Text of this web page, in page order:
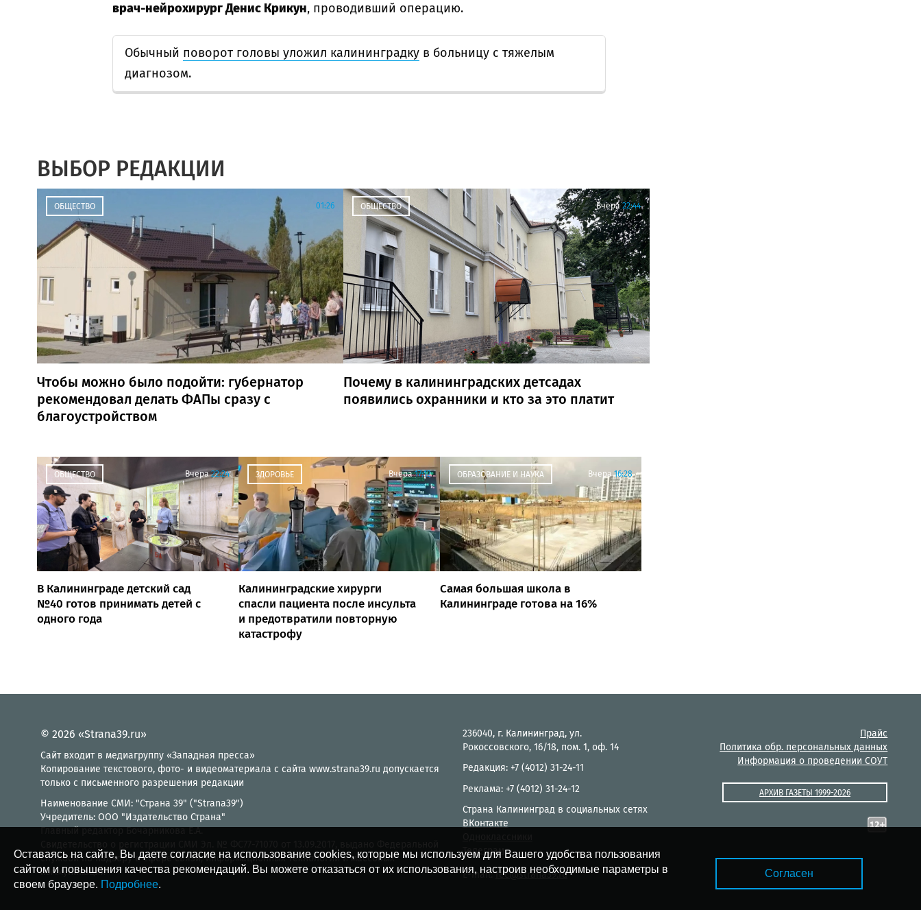
врач-нейрохирург Денис Крикун, проводивший операцию.
Обычный поворот головы уложил калининградку в больницу с тяжелым
диагнозом.
ВЫБОР РЕДАКЦИИ
ОБЩЕСТВО 01:26
Чтобы можно было подойти: губернатор
рекомендовал делать ФАПы сразу с
благоустройством
ОБЩЕСТВО Вчера 22:44
Почему в калининградских детсадах
появились охранники и кто за это платит
ОБЩЕСТВО Вчера 22:24
В Калининграде детский сад
№40 готов принимать детей с
одного года
ЗДОРОВЬЕ Вчера 17:12
Калининградские хирурги
спасли пациента после инсульта
и предотвратили повторную
катастрофу
ОБРАЗОВАНИЕ И НАУКА Вчера 16:28
Самая большая школа в
Калининграде готова на 16%
© 2026 «Strana39.ru»
Сайт входит в медиагруппу «Западная пресса»
Копирование текстового, фото- и видеоматериала с сайта www.strana39.ru допускается
только с письменного разрешения редакции
Наименование СМИ: "Страна 39" ("Strana39")
Учредитель: ООО "Издательство Страна"
Главный редактор Бочарникова Е.А.
службой по надзору в сфере связи, информационных технологий и массовых
коммуникаций
236040, г. Калининград, ул.
Рокоссовского, 16/18, пом. 1, оф. 14
Редакция: +7 (4012) 31-24-11
Реклама: +7 (4012) 31-24-12
Страна Калининград в социальных сетях
ВКонтакте
Телеграм
E-mail:rec@strana39.ru
Оставаясь на сайте, Вы даете согласие на использование cookies, которые мы используем для Вашего удобства пользования
сайтом и повышения качества рекомендаций. Вы можете отказаться от их использования, настроив необходимые параметры в
своем браузере. Подробнее.
Согласен
Прайс
Политика обр. персональных данных
Информация о проведении СОУТ
АРХИВ ГАЗЕТЫ 1999-2026